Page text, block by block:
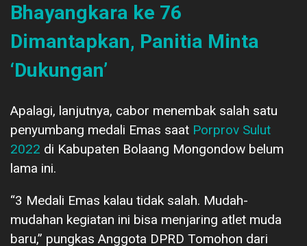
Bhayangkara ke 76
Dimantapkan, Panitia Minta
‘Dukungan’
Apalagi, lanjutnya, cabor menembak salah satu
penyumbang medali Emas saat Porprov Sulut
2022 di Kabupaten Bolaang Mongondow belum
lama ini.
“3 Medali Emas kalau tidak salah. Mudah-
mudahan kegiatan ini bisa menjaring atlet muda
baru,” pungkas Anggota DPRD Tomohon dari